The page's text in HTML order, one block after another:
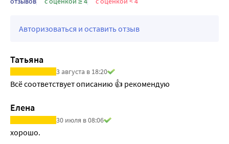
Авторизоваться и оставить отзыв
Татьяна
3 августа в 18:20
Всё соответствует описанию 👍 рекомендую
Елена
30 июля в 08:06
хорошо.